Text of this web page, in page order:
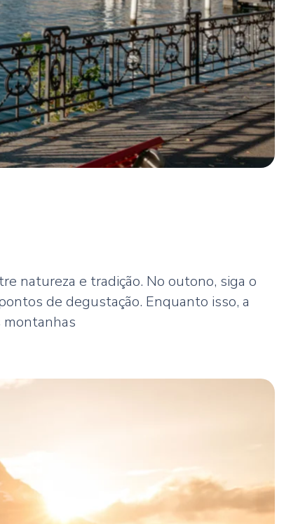
natureza e tradição. No outono, siga o
de degustação. Enquanto isso, a
montanhas